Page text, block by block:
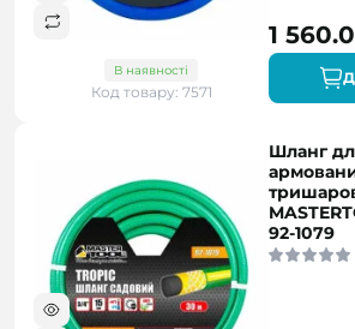
В наявності
Код товару: 7571
1
Шланг
92-1079